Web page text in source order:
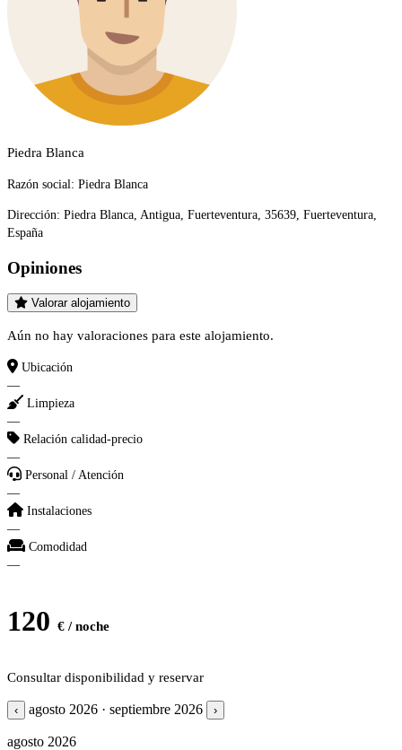
Piedra Blanca
Razón social: Piedra Blanca
Dirección: Piedra Blanca, Antigua, Fuerteventura, 35639, Fuerteventura,
España
Opiniones
Valorar alojamiento
Aún no hay valoraciones para este alojamiento.
Ubicación
—
Limpieza
—
Relación calidad-precio
—
Personal / Atención
—
Instalaciones
—
Comodidad
—
120 € / noche
Consultar disponibilidad y reservar
‹ agosto 2026 · septiembre 2026 ›
agosto 2026